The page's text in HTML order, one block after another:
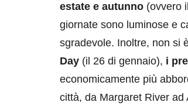
estate e autunno (ovvero
giornate sono luminose e
sgradevole. Inoltre, non si
Day (il 26 di gennaio), i
economicamente più
città, da Margaret River